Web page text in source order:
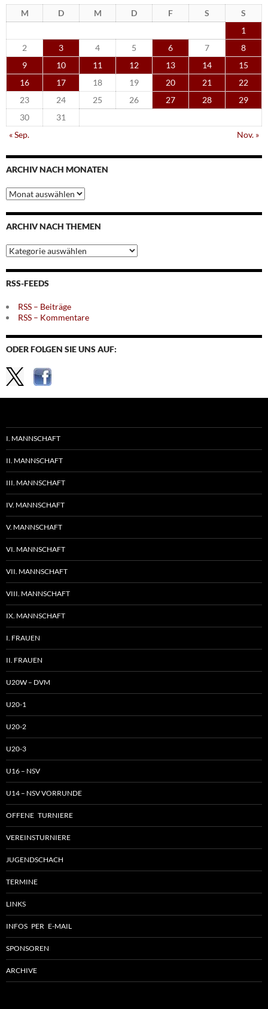
M D M D F S
S
1
2
3 4 5 6 7
8
9
10 11 12 13 14
15
16
17 18 19 20 21
22
23
24 25 26 27 28
29
30
31
« Sep.
Nov. »
ARCHIV NACH MONATEN
Archiv
nach
Monaten
ARCHIV NACH THEMEN
Archiv
nach
Themen
RSS-FEEDS
RSS – Beiträge
RSS – Kommentare
ODER FOLGEN SIE UNS AUF:
I. MANNSCHAFT
II. MANNSCHAFT
III. MANNSCHAFT
IV. MANNSCHAFT
V. MANNSCHAFT
VI. MANNSCHAFT
VII. MANNSCHAFT
VIII. MANNSCHAFT
IX. MANNSCHAFT
I. FRAUEN
II. FRAUEN
U20W – DVM
U20-1
U20-2
U20-3
U16 – NSV
U14 – NSV VORRUNDE
OFFENE TURNIERE
VEREINSTURNIERE
JUGENDSCHACH
TERMINE
LINKS
INFOS PER E-MAIL
SPONSOREN
ARCHIVE